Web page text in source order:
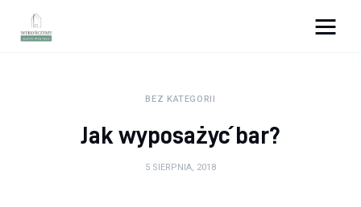
Remont
BEZ KATEGORII
Jak wyposażyć bar?
5 SIERPNIA, 2018